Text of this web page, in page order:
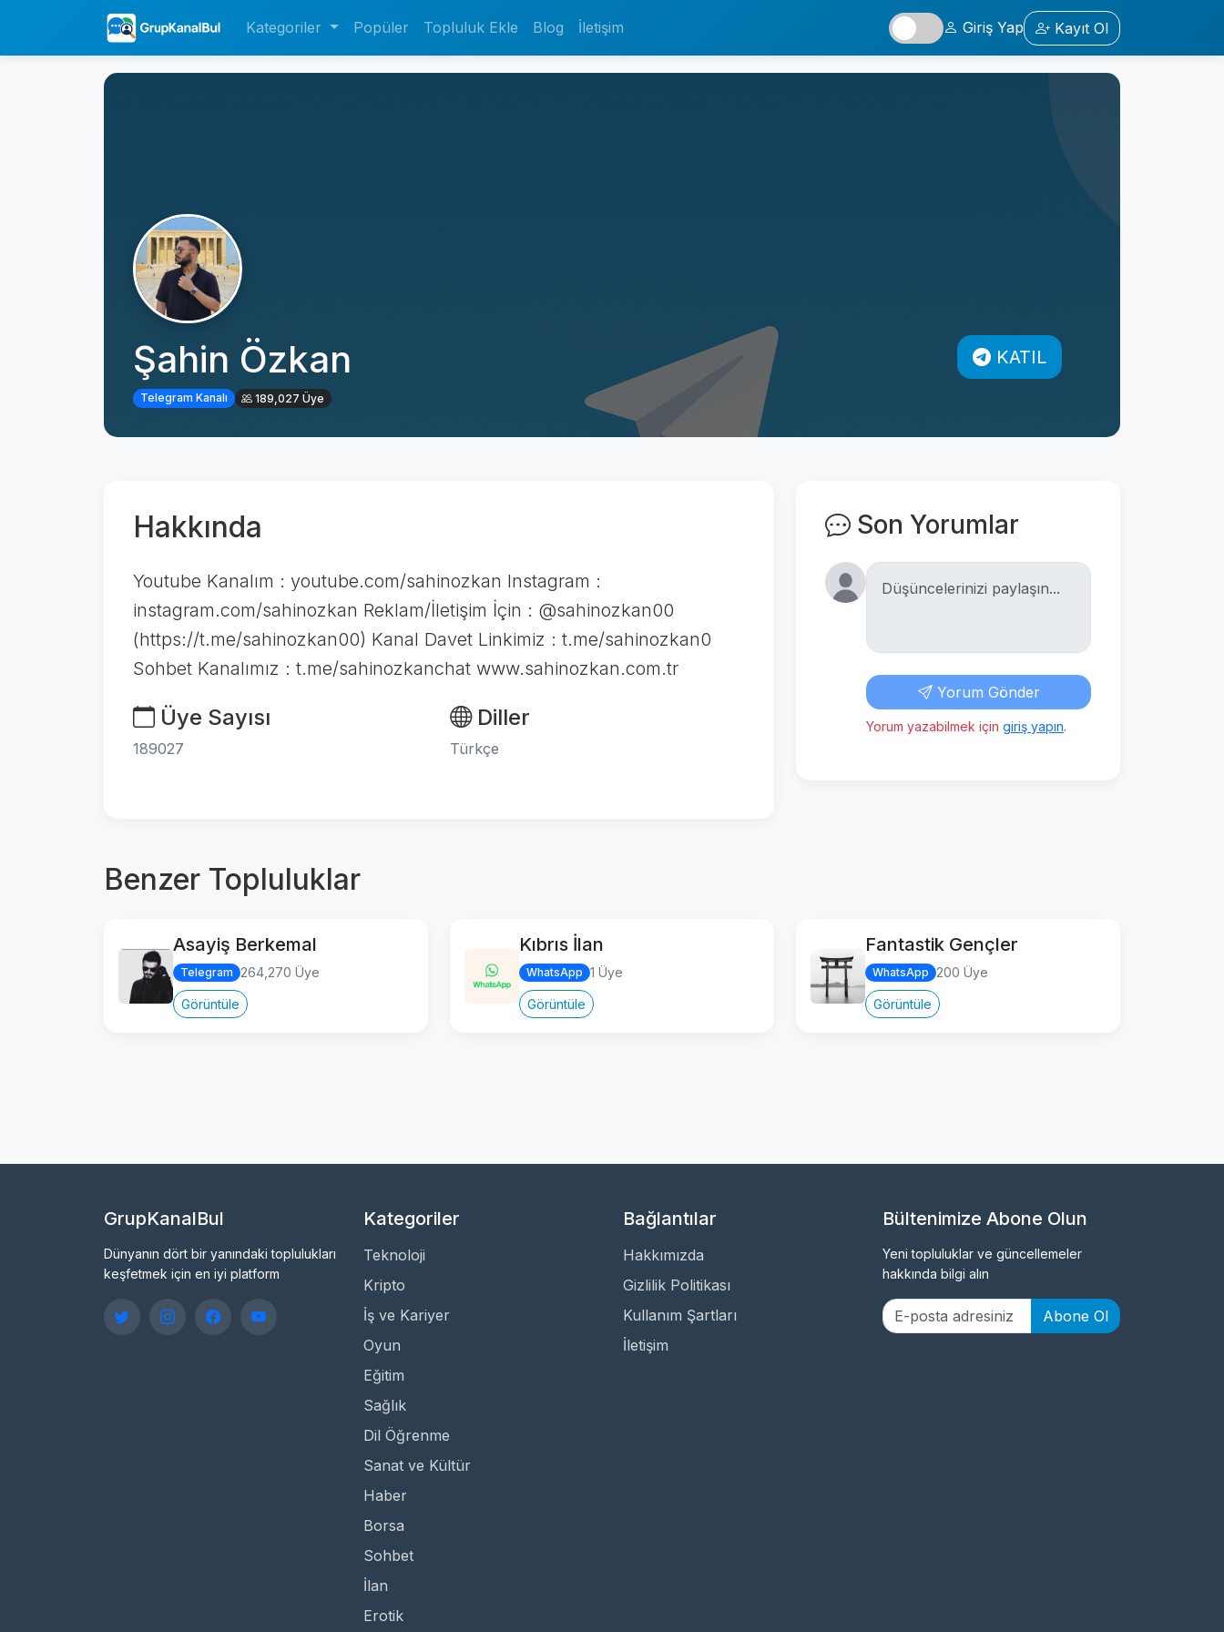
Kategoriler Popüler Topluluk Ekle Blog İletişim Giriş Yap Kayıt Ol
Şahin Özkan️
Telegram Kanalı 189,027 Üye
KATIL
Hakkında
Youtube Kanalım : youtube.com/sahinozkan Instagram :
instagram.com/sahinozkan Reklam/İletişim İçin : @sahinozkan00
(https://t.me/sahinozkan00) Kanal Davet Linkimiz : t.me/sahinozkan0
Sohbet Kanalımız : t.me/sahinozkanchat www.sahinozkan.com.tr
Üye Sayısı
189027
Diller
Türkçe
Son Yorumlar
Yorum Gönder
Yorum yazabilmek için giriş yapın.
Benzer Topluluklar
Asayiş Berkemal
Telegram 264,270 Üye
Görüntüle
Kıbrıs İlan
WhatsApp 1 Üye
Görüntüle
Fantastik Gençler
WhatsApp 200 Üye
Görüntüle
GrupKanalBul
Dünyanın dört bir yanındaki toplulukları
keşfetmek için en iyi platform
Kategoriler
Teknoloji
Kripto
İş ve Kariyer
Oyun
Eğitim
Sağlık
Dil Öğrenme
Sanat ve Kültür
Haber
Borsa
Sohbet
İlan
Erotik
Bağlantılar
Hakkımızda
Gizlilik Politikası
Kullanım Şartları
İletişim
Bültenimize Abone Olun
Yeni topluluklar ve güncellemeler
hakkında bilgi alın
Abone Ol